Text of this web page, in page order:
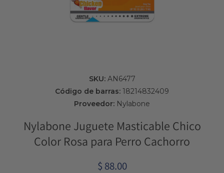
SKU: AN6477
Código de barras: 18214832409
Proveedor: Nylabone
Nylabone Juguete Masticable Chico
Color Rosa para Perro Cachorro
$ 88.00